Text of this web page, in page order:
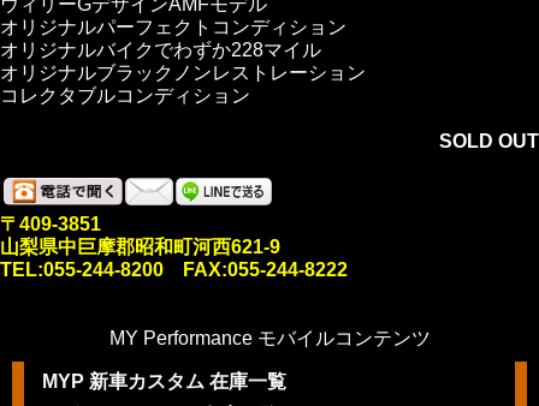
オリジナルパーフェクトコンディション
オリジナルバイクでわずか228マイル
オリジナルブラックノンレストレーション
コレクタブルコンディション
SOLD OUT
〒409-3851
山梨県中巨摩郡昭和町河西621-9
TEL:055-244-8200 FAX:055-244-8222
MY Performance モバイルコンテンツ
MYP 新車カスタム 在庫一覧